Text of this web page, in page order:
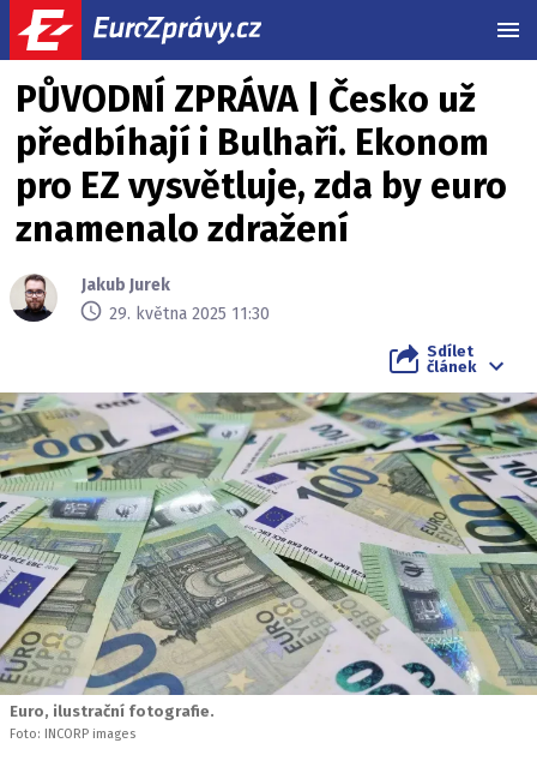
PŮVODNÍ ZPRÁVA | Česko už
předbíhají i Bulhaři. Ekonom
pro EZ vysvětluje, zda by euro
znamenalo zdražení
Jakub Jurek
29. května 2025 11:30
Sdílet
článek
Euro, ilustrační fotografie.
Foto: INCORP images